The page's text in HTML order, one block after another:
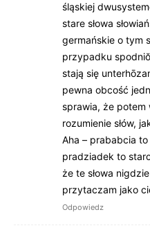
śląskiej
stare słowa
germańskie o tym
przypadku
stają się
pewna obcość
sprawia, że potem
rozumienie słów,
Aha – prababcia
pradziadek to
że te słowa
przytaczam jako
Odpowiedz